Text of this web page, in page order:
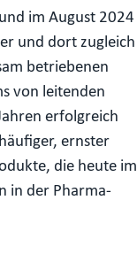
im August 2024
und dort zugleich
betriebenen
von leitenden
erfolgreich
ernster
die heute im
in der Pharma-